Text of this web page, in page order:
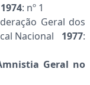
: nº 1
Geral dos
Nacional 1977:
Geral no